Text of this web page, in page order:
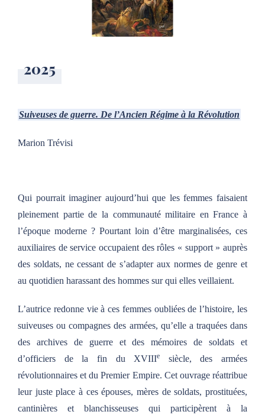
2025
Suiveuses de guerre. De l’Ancien Régime à la Révolution
Marion Trévisi
Qui pourrait imaginer aujourd’hui que les femmes faisaient
pleinement partie de la communauté militaire en France à
l’époque moderne ? Pourtant loin d’être marginalisées, ces
auxiliaires de service occupaient des rôles « support » auprès
des soldats, ne cessant de s’adapter aux normes de genre et
au quotidien harassant des hommes sur qui elles veillaient.
L’autrice redonne vie à ces femmes oubliées de l’histoire, les
suiveuses ou compagnes des armées, qu’elle a traquées dans
des archives de guerre et des mémoires de soldats et
d’officiers de la fin du XVIIIe
siècle, des armées
révolutionnaires et du Premier Empire. Cet ouvrage réattribue
leur juste place à ces épouses, mères de soldats, prostituées,
cantinières et blanchisseuses qui participèrent à la